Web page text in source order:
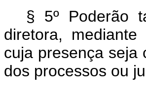
§ 5º Poderão
diretora,
cuja presença seja
dos processos ou